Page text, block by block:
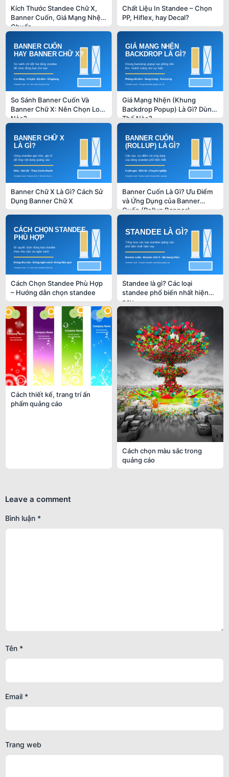
Kích Thước Standee Chữ X,
Banner Cuốn, Giá Mạng Nhện
Chuẩn
Chất Liệu In Standee – Chọn
PP, Hiflex, hay Decal?
So Sánh Banner Cuốn Và
Banner Chữ X: Nên Chọn Loại
Nào?
Giá Mạng Nhện (Khung
Backdrop Popup) Là Gì? Dùng
Thế Nào?
Banner Chữ X Là Gì? Cách Sử
Dụng Banner Chữ X
Banner Cuốn Là Gì? Ưu Điểm
và Ứng Dụng của Banner
Cuốn (Rollup Banner)
Cách Chọn Standee Phù Hợp
– Hướng dẫn chọn standee
Standee là gì? Các loại
standee phổ biến nhất hiện
nay
Cách thiết kế, trang trí ấn
phẩm quảng cáo
Cách chọn màu sắc trong
quảng cáo
Leave a comment
Bình luận *
Tên *
Email *
Trang web